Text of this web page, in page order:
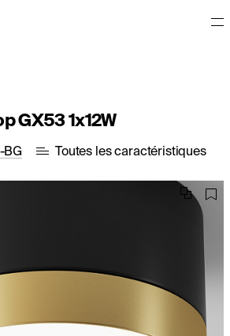
GX53 1x12W
BG Toutes les caractéristiques